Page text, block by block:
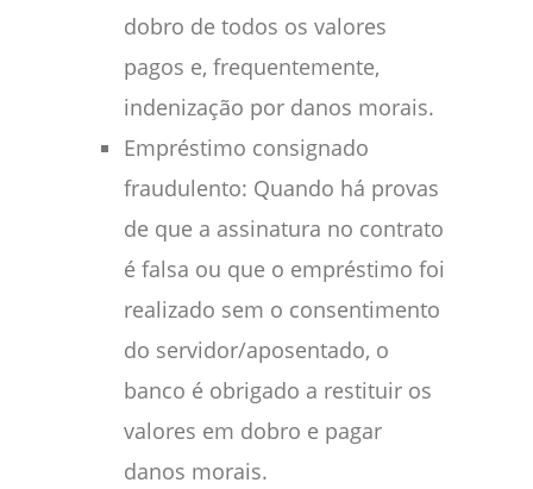
dobro de todos os valores
pagos e, frequentemente,
indenização por danos morais.
Empréstimo consignado
fraudulento: Quando há provas
de que a assinatura no contrato
é falsa ou que o empréstimo foi
realizado sem o consentimento
do servidor/aposentado, o
banco é obrigado a restituir os
valores em dobro e pagar
danos morais.